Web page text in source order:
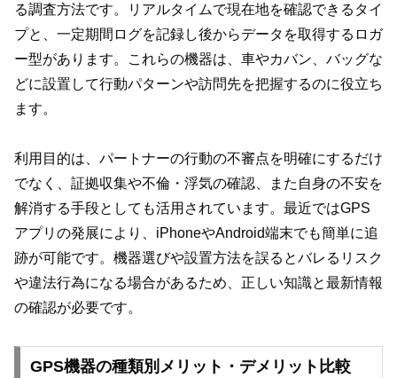
る調査方法です。リアルタイムで現在地を確認できるタイ
プと、一定期間ログを記録し後からデータを取得するロガ
ー型があります。これらの機器は、車やカバン、バッグな
どに設置して行動パターンや訪問先を把握するのに役立ち
ます。
利用目的は、パートナーの行動の不審点を明確にするだけ
でなく、証拠収集や不倫・浮気の確認、また自身の不安を
解消する手段としても活用されています。最近ではGPS
アプリの発展により、iPhoneやAndroid端末でも簡単に追
跡が可能です。機器選びや設置方法を誤るとバレるリスク
や違法行為になる場合があるため、正しい知識と最新情報
の確認が必要です。
GPS機器の種類別メリット・デメリット比較